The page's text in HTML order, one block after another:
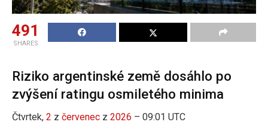
491
SHARES
Riziko argentinské země dosáhlo po
zvýšení ratingu osmiletého minima
Čtvrtek, 2 z červenec z 2026 – 09:01 UTC